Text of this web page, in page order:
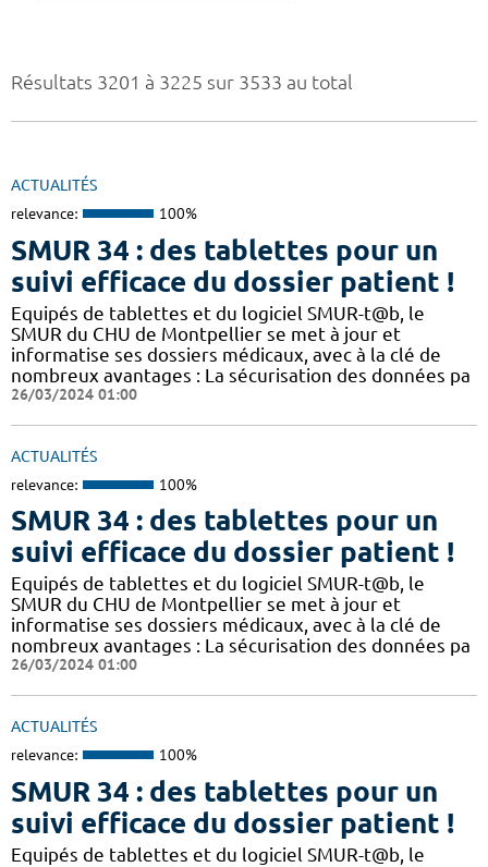
Résultats 3201 à 3225 sur 3533 au total
ACTUALITÉS
relevance: 100%
SMUR 34 : des tablettes pour un
suivi efficace du dossier patient !
​​Equipés de tablettes et du logiciel SMUR-t@b, le
SMUR du CHU de Montpellier se met à jour et
informatise ses dossiers médicaux, avec à la clé de
nombreux avantages : ​​La sécurisation des données pa
26/03/2024 01:00
ACTUALITÉS
relevance: 100%
SMUR 34 : des tablettes pour un
suivi efficace du dossier patient !
​​Equipés de tablettes et du logiciel SMUR-t@b, le
SMUR du CHU de Montpellier se met à jour et
informatise ses dossiers médicaux, avec à la clé de
nombreux avantages : ​​La sécurisation des données pa
26/03/2024 01:00
ACTUALITÉS
relevance: 100%
SMUR 34 : des tablettes pour un
suivi efficace du dossier patient !
​​Equipés de tablettes et du logiciel SMUR-t@b, le